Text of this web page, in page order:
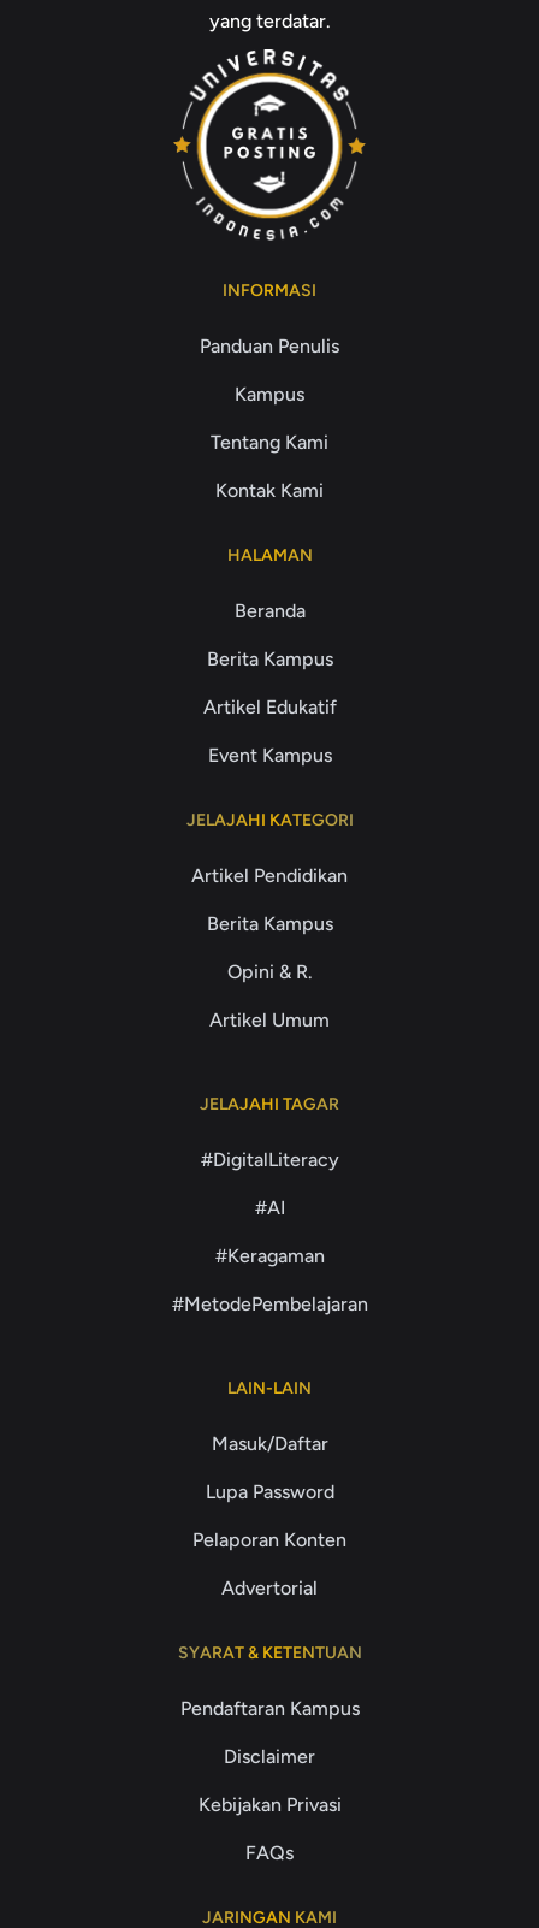
yang terdatar.
INFORMASI
Panduan Penulis
Kampus
Tentang Kami
Kontak Kami
HALAMAN
Beranda
Berita Kampus
Artikel Edukatif
Event Kampus
JELAJAHI KATEGORI
Artikel Pendidikan
Berita Kampus
Opini & R.
Artikel Umum
JELAJAHI TAGAR
#DigitalLiteracy
#AI
#Keragaman
#MetodePembelajaran
LAIN-LAIN
Masuk/Daftar
Lupa Password
Pelaporan Konten
Advertorial
SYARAT & KETENTUAN
Pendaftaran Kampus
Disclaimer
Kebijakan Privasi
FAQs
JARINGAN KAMI